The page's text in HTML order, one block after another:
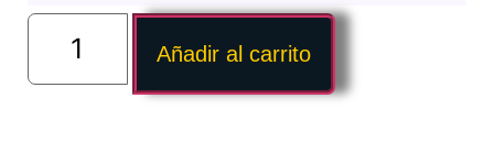
Añadir al carrito